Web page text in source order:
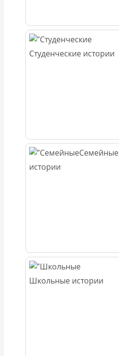
Студенческие истории
Семейные
истории
Школьные истории